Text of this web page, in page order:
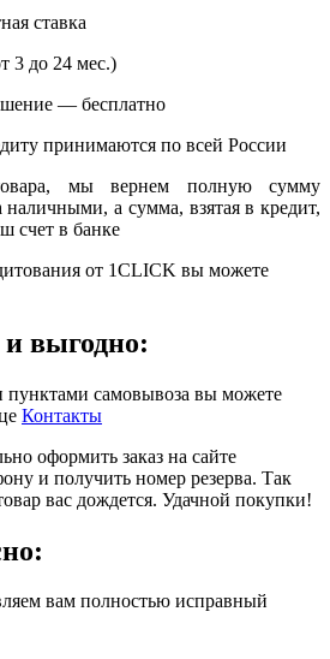
ставка
3 до 24 мес.)
— бесплатно
принимаются по всей России
мы вернем полную сумму
наличными, а сумма, взятая в кредит,
счет в банке
от 1CLICK вы можете
выгодно:
пунктами самовывоза вы можете
Контакты
оформить заказ на сайте
и получить номер резерва. Так
вас дождется. Удачной покупки!
вам полностью исправный